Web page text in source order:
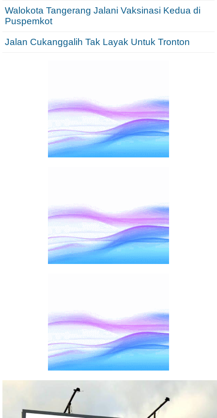
Walokota Tangerang Jalani Vaksinasi Kedua di
Puspemkot
Jalan Cukanggalih Tak Layak Untuk Tronton